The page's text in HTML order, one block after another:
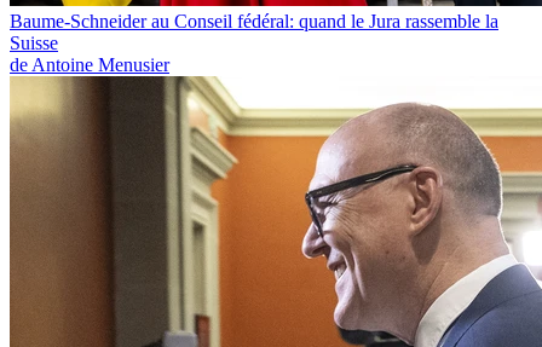
Baume-Schneider au Conseil fédéral: quand le Jura rassemble la
Suisse
de Antoine Menusier